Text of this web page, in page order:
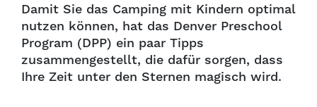
Damit Sie das Camping mit Kindern optimal
nutzen können, hat das Denver Preschool
Program (DPP) ein paar Tipps
zusammengestellt, die dafür sorgen, dass
Ihre Zeit unter den Sternen magisch wird.